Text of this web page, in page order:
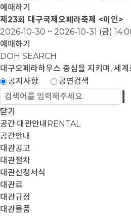
예매하기
제23회 대구국제오페라축제 <미인>
2026-10-30 ~ 2026-10-31 (금)
예매하기
DOH SEARCH
대구오페라하우스 중심을 지키며, 세계
공지사항
공연검색
닫기
공간·대관안내 RENTAL
공간안내
대관공고
대관절차
대관신청서식
대관료
대관규정
대관물품